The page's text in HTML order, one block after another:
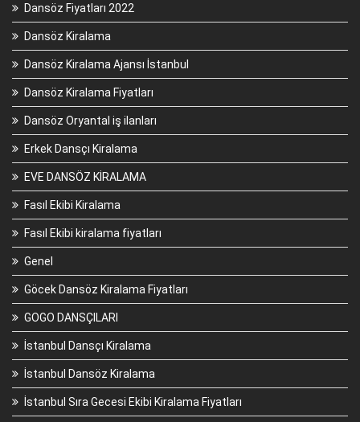
Dansöz Fiyatları 2022
Dansöz Kiralama
Dansöz Kiralama Ajansı İstanbul
Dansöz Kiralama Fiyatları
Dansöz Oryantal iş ilanları
Erkek Dansçı Kiralama
EVE DANSÖZ KİRALAMA
Fasıl Ekibi Kiralama
Fasıl Ekibi kiralama fiyatları
Genel
Göcek Dansöz Kiralama Fiyatları
GOGO DANSÇILARI
İstanbul Dansçı Kiralama
İstanbul Dansöz Kiralama
İstanbul Sıra Gecesi Ekibi Kiralama Fiyatları